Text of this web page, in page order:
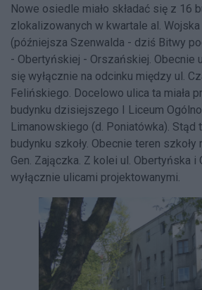
Nowe osiedle miało składać się z 16
zlokalizowanych w kwartale al.
(późniejsza Szenwalda - dziś Bitwy
- Obertyńskiej - Orszańskiej. Obecnie
się wyłącznie na odcinku między ul.
Felińskiego. Docelowo ulica ta miała
budynku dzisiejszego I Liceum
Limanowskiego (d. Poniatówka). Stąd
budynku szkoły. Obecnie teren
Gen. Zajączka. Z kolei ul. Obertyńska i
wyłącznie ulicami projektowanymi.